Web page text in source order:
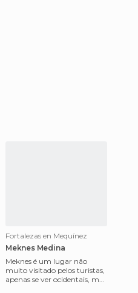
Fortalezas en Mequínez
Meknes Medina
Meknes é um lugar não
muito visitado pelos turistas,
apenas se ver ocidentais, mas